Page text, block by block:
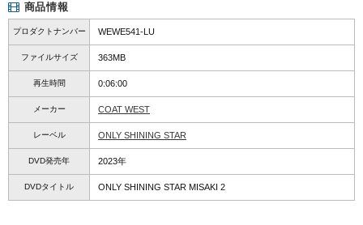
商品情報
プロダクトナンバー WEWE541-LU
ファイルサイズ 363MB
再生時間 0:06:00
メーカー COAT WEST
レーベル ONLY SHINING STAR
DVD発売年 2023年
DVDタイトル ONLY SHINING STAR MISAKI 2